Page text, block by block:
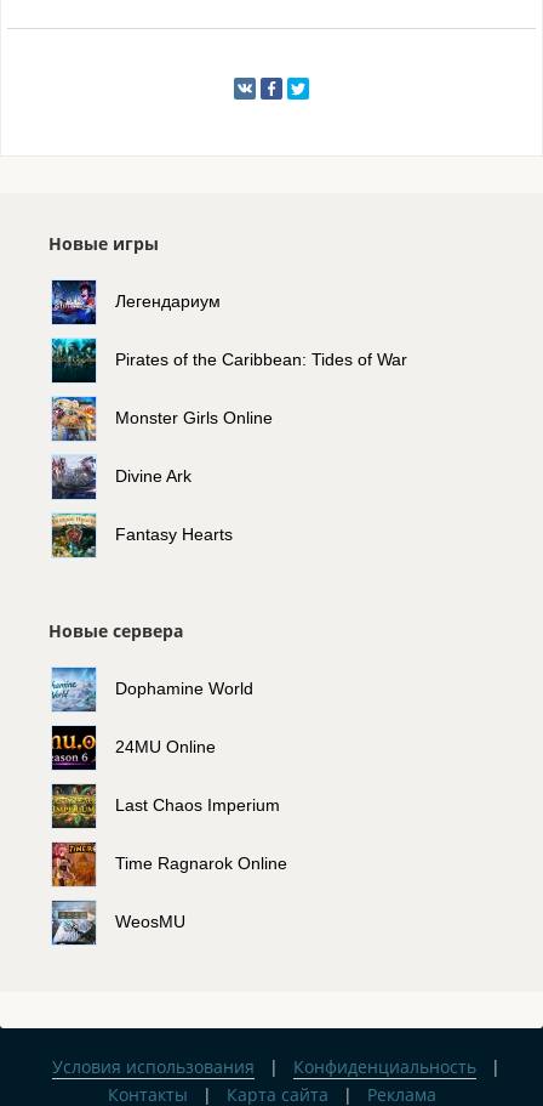
Новые игры
Легендариум
Pirates of the Caribbean: Tides of War
Monster Girls Online
Divine Ark
Fantasy Hearts
Новые сервера
Dophamine World
24MU Online
Last Chaos Imperium
Time Ragnarok Online
WeosMU
Условия использования | Конфиденциальность
|
Контакты
| Карта сайта | Реклама